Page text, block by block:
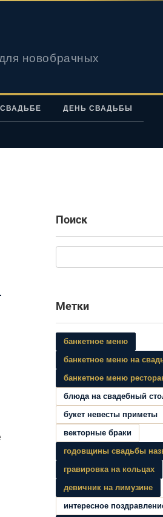
новобрачных
ДЕНЬ СВАДЬБЫ
Поиск
Метки
банкетное меню
банкетное меню на
банкетное меню
блюда на свадебный
букет невесты приметы
векторные браки
годовщины свадьбы
гравировка на кольцах
девичник на лимузине
интересное